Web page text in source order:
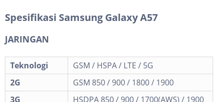
Spesifikasi Samsung Galaxy A57
JARINGAN
Teknologi
GSM / HSPA / LTE / 5G
2G
GSM 850 / 900 / 1800 / 1900
3G
HSDPA 850 / 900 / 1700(AWS) / 1900